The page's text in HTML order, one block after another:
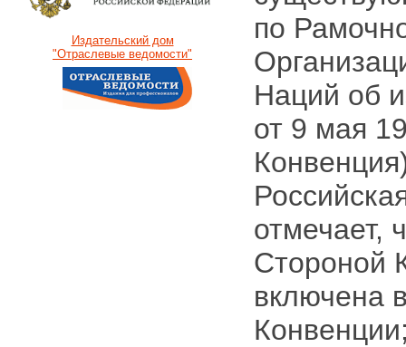
Издательский дом
"Отраслевые ведомости"
по
Наций об
от 9 мая
отмечает,
Стороной
включена